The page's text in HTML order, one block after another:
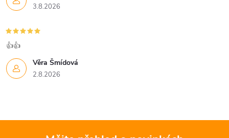
3.8.2026
Věra Šmídová
2.8.2026
👍👍